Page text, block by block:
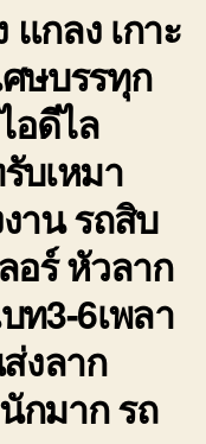
รับ
กลง เกาะ
ษบรรทุก
อดีไล
บเหมา
าน รถสิบ
อร์ หัวลาก
ท3-6เพลา
งลาก
กมาก รถ